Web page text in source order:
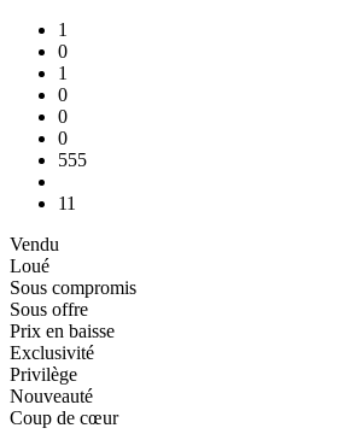
1
0
1
0
0
0
555
11
Vendu
Loué
Sous compromis
Sous offre
Prix en baisse
Exclusivité
Privilège
Nouveauté
Coup de cœur